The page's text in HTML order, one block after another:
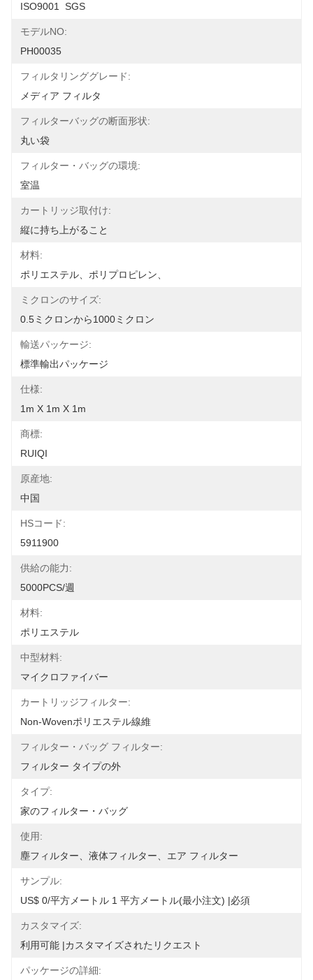
ISO9001  SGS
モデルNO:
PH00035
フィルタリンググレード:
メディア フィルタ
フィルターバッグの断面形状:
丸い袋
フィルター・バッグの環境:
室温
カートリッジ取付け:
縦に持ち上がること
材料:
ポリエステル、ポリプロピレン、
ミクロンのサイズ:
0.5ミクロンから1000ミクロン
輸送パッケージ:
標準輸出パッケージ
仕様:
1m X 1m X 1m
商標:
RUIQI
原産地:
中国
HSコード:
5911900
供給の能力:
5000PCS/週
材料:
ポリエステル
中型材料:
マイクロファイバー
カートリッジフィルター:
Non-Wovenポリエステル線維
フィルター・バッグ フィルター:
フィルター タイプの外
タイプ:
家のフィルター・バッグ
使用:
塵フィルター、液体フィルター、エア フィルター
サンプル:
US$ 0/平方メートル 1 平方メートル(最小注文) |必須
カスタマイズ:
利用可能 |カスタマイズされたリクエスト
パッケージの詳細: